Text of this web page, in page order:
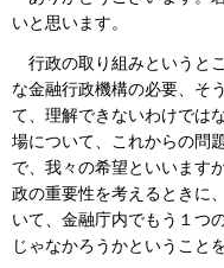
いと思います。
行政の取り組みというと
な金融行政機構の必要、そ
て、理解できないわけでは
場について、これからの問
で、我々の希望といいます
政の重要性を考えるときに
いて、金融庁内でもう１つ
じゃなかろうかということ